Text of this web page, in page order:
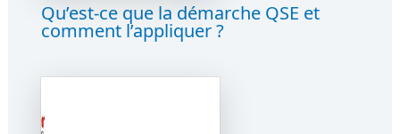
Qu’est-ce que la démarche QSE et
comment l’appliquer ?